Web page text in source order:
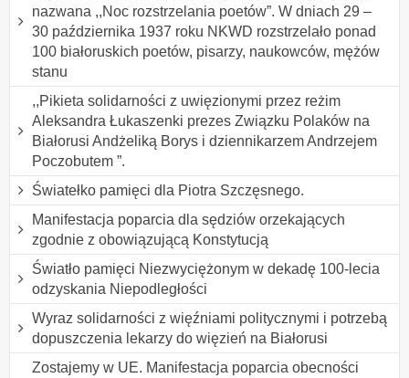
nazwana ,,Noc rozstrzelania poetów”. W dniach 29 –
30 października 1937 roku NKWD rozstrzelało ponad
100 białoruskich poetów, pisarzy, naukowców, mężów
stanu
,,Pikieta solidarności z uwięzionymi przez reżim
Aleksandra Łukaszenki prezes Związku Polaków na
Białorusi Andżeliką Borys i dziennikarzem Andrzejem
Poczobutem ”.
Światełko pamięci dla Piotra Szczęsnego.
Manifestacja poparcia dla sędziów orzekających
zgodnie z obowiązującą Konstytucją
Światło pamięci Niezwyciężonym w dekadę 100-lecia
odzyskania Niepodległości
Wyraz solidarności z więźniami politycznymi i potrzebą
dopuszczenia lekarzy do więzień na Białorusi
Zostajemy w UE. Manifestacja poparcia obecności